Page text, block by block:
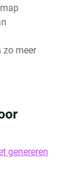
zo meer
genereren